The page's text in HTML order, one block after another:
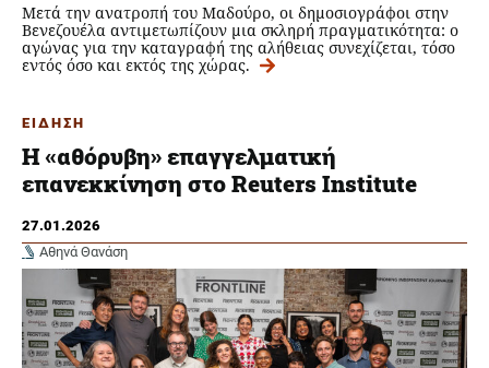
Μετά την ανατροπή του Μαδούρο, οι δημοσιογράφοι στην
Βενεζουέλα αντιμετωπίζουν μια σκληρή πραγματικότητα: ο
αγώνας για την καταγραφή της αλήθειας συνεχίζεται, τόσο
εντός όσο και εκτός της χώρας.
ΕΙΔΗΣΗ
Η «αθόρυβη» επαγγελματική
επανεκκίνηση στο Reuters Institute
27.01.2026
Αθηνά Θανάση